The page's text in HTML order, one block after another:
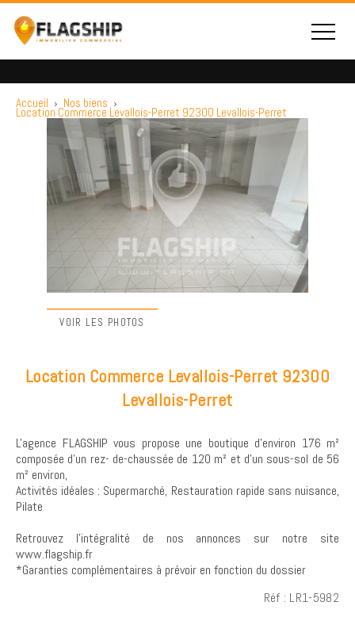
Accueil › Nos biens ›
Location Commerce Levallois-Perret 92300 Levallois-Perret
VOIR LES PHOTOS
Location Commerce Levallois-Perret 92300
Levallois-Perret
L'agence FLAGSHIP vous propose une boutique d'environ 176 m²
composée d'un rez- de-chaussée de 120 m² et d'un sous-sol de 56
m² environ,
Activités idéales : Supermarché, Restauration rapide sans nuisance,
Pilate
Retrouvez l’intégralité de nos annonces sur notre site
www.flagship.fr
*Garanties complémentaires à prévoir en fonction du dossier
Réf : LR1-5982